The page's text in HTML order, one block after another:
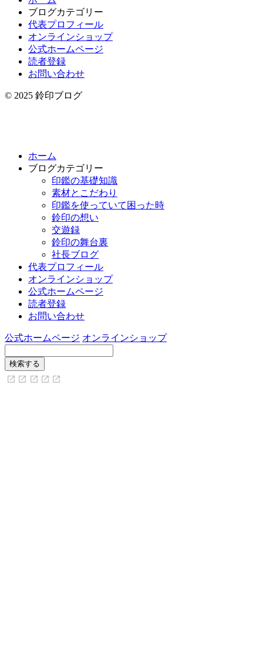
ブログカテゴリー
代表プロフィール
オンラインショップ
公式ホームページ
読者登録
お問い合わせ
© 2025 鈴印ブログ
ホーム
ブログカテゴリー
印鑑の基礎知識
素材とこだわり
印鑑を使っていて困った時
鈴印の想い
交遊録
鈴印の舞台裏
社長ブログ
代表プロフィール
オンラインショップ
公式ホームページ
読者登録
お問い合わせ
公式ホームページ オンラインショップ